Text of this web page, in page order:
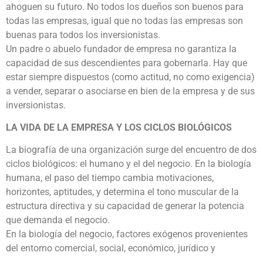
ahoguen su futuro. No todos los dueños son buenos para
todas las empresas, igual que no todas las empresas son
buenas para todos los inversionistas.
Un padre o abuelo fundador de empresa no garantiza la
capacidad de sus descendientes para gobernarla. Hay que
estar siempre dispuestos (como actitud, no como exigencia)
a vender, separar o asociarse en bien de la empresa y de sus
inversionistas.
LA VIDA DE LA EMPRESA Y LOS CICLOS BIOLÓGICOS
La biografía de una organización surge del encuentro de dos
ciclos biológicos: el humano y el del negocio. En la biología
humana, el paso del tiempo cambia motivaciones,
horizontes, aptitudes, y determina el tono muscular de la
estructura directiva y su capacidad de generar la potencia
que demanda el negocio.
En la biología del negocio, factores exógenos provenientes
del entorno comercial, social, económico, jurídico y